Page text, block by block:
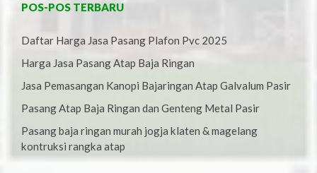
POS-POS TERBARU
Daftar Harga Jasa Pasang Plafon Pvc 2025
Harga Jasa Pasang Atap Baja Ringan
Jasa Pemasangan Kanopi Bajaringan Atap Galvalum Pasir
Pasang Atap Baja Ringan dan Genteng Metal Pasir
Pasang baja ringan murah jogja klaten & magelang
kontruksi rangka atap